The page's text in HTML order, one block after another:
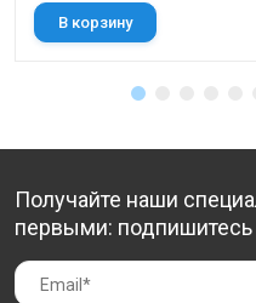
В корзину
Получайте наши
первыми: подпишитесь